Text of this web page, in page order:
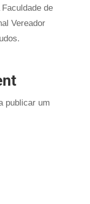
de
Vereador
publicar um